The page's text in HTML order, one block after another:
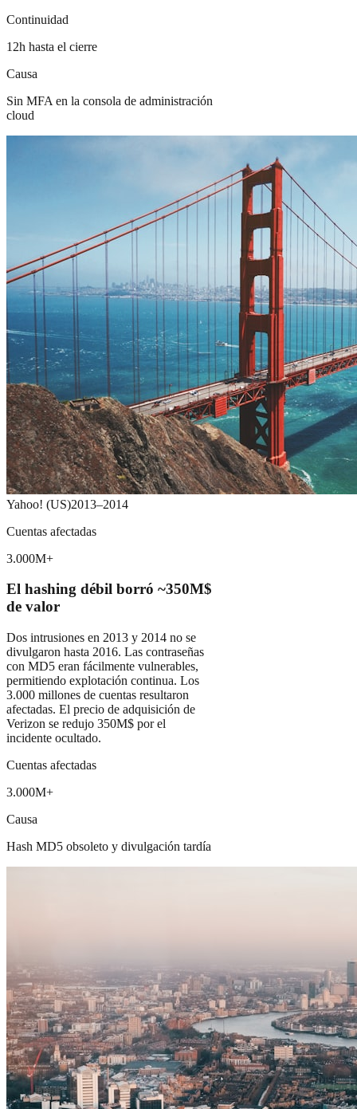
Continuidad
12h hasta el cierre
Causa
Sin MFA en la consola de administración
cloud
Yahoo! (US)2013–2014
Cuentas afectadas
3.000M+
El hashing débil borró ~350M$
de valor
Dos intrusiones en 2013 y 2014 no se
divulgaron hasta 2016. Las contraseñas
con MD5 eran fácilmente vulnerables,
permitiendo explotación continua. Los
3.000 millones de cuentas resultaron
afectadas. El precio de adquisición de
Verizon se redujo 350M$ por el
incidente ocultado.
Cuentas afectadas
3.000M+
Causa
Hash MD5 obsoleto y divulgación tardía